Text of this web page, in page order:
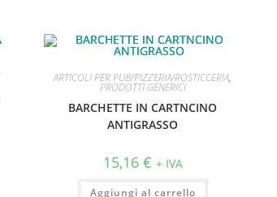
ARTICOLI PER PUB/PIZZERIA/ROSTICCERIA,
PRODOTTI GENERICI
BARCHETTE IN CARTNCINO
ANTIGRASSO
15,16 € + IVA
Aggiungi al carrello